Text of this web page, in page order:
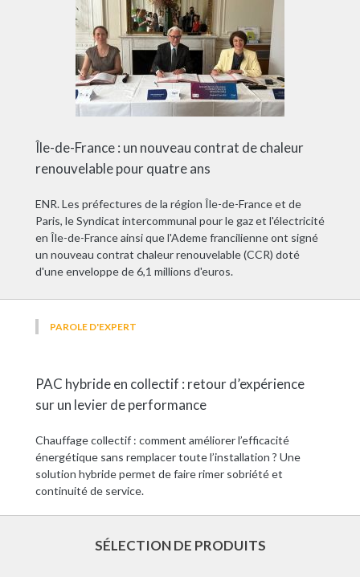
Île-de-France : un nouveau contrat de chaleur
renouvelable pour quatre ans
ENR. Les préfectures de la région Île-de-France et de
Paris, le Syndicat intercommunal pour le gaz et l'électricité
en Île-de-France ainsi que l'Ademe francilienne ont signé
un nouveau contrat chaleur renouvelable (CCR) doté
d'une enveloppe de 6,1 millions d'euros.
PAROLE D'EXPERT
PAC hybride en collectif : retour d’expérience
sur un levier de performance
Chauffage collectif : comment améliorer l’efficacité
énergétique sans remplacer toute l’installation ? Une
solution hybride permet de faire rimer sobriété et
continuité de service.
SÉLECTION DE PRODUITS